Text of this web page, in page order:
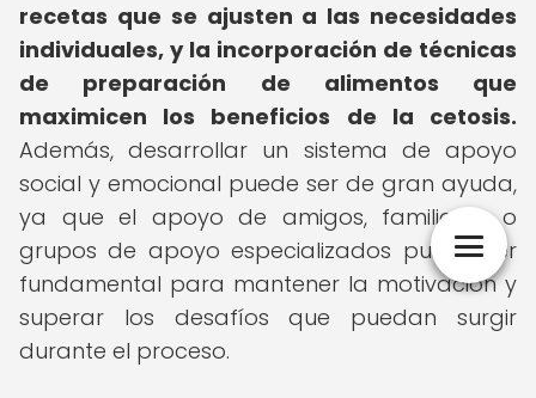
recetas que se ajusten a las necesidades
individuales, y la incorporación de técnicas
de preparación de alimentos que
maximicen los beneficios de la cetosis.
Además, desarrollar un sistema de apoyo
social y emocional puede ser de gran ayuda,
ya que el apoyo de amigos, familiares o
grupos de apoyo especializados puede ser
fundamental para mantener la motivación y
superar los desafíos que puedan surgir
durante el proceso.